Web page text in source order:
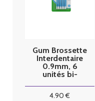
Gum Brossette
Interdentaire
0.9mm, 6
unités bi-
4.90 €